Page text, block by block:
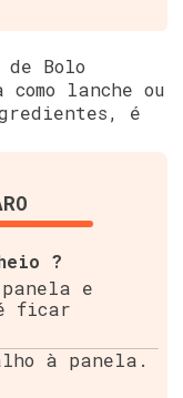
Bolo
lanche ou
é
?
e
ficar
à panela.